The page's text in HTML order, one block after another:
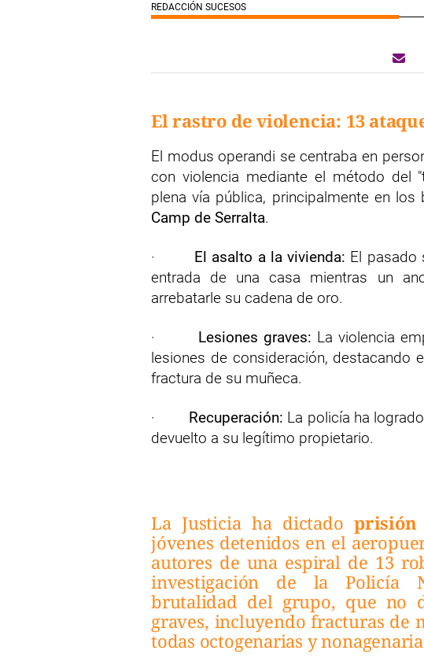
REDACCIÓN SUCESOS
El rastro de violencia: 13
El modus operandi se centraba en
con violencia mediante el método del
plena vía pública, principalmente en
Camp de Serralta.
· El asalto a la vivienda: El pasado
entrada de una casa mientras un
arrebatarle su cadena de oro.
· Lesiones graves: La violencia
lesiones de consideración, destacando
fractura de su muñeca.
· Recuperación: La policía ha
devuelto a su legítimo propietario.
La Justicia ha dictado prisión
jóvenes detenidos en el
autores de una espiral de 13
investigación de la Policía
brutalidad del grupo, que no
graves, incluyendo fracturas de
todas octogenarias y